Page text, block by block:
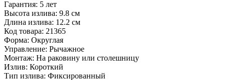
Гарантия: 5 лет
Высота излива: 9.8 см
Длина излива: 12.2 см
Код товара: 21365
Форма: Округлая
Управление: Рычажное
Монтаж: На раковину или столешницу
Излив: Короткий
Тип излива: Фиксированный